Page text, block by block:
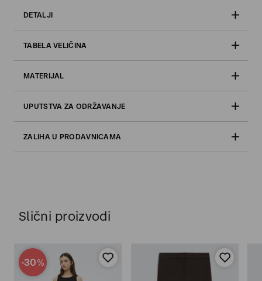
DETALJI
TABELA VELIČINA
MATERIJAL
UPUTSTVA ZA ODRŽAVANJE
ZALIHA U PRODAVNICAMA
Slični proizvodi
-30%